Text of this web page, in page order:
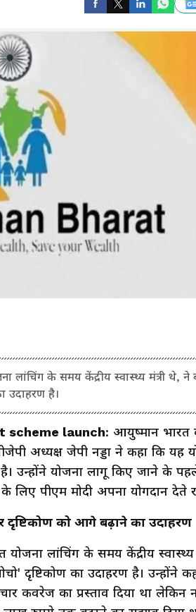
लांचिंग के समय केंद्रीय स्वास्थ्य मंत्री थे, ने
उदाहरण है।
scheme launch: आयुष्मान भारत
अध्यक्ष जेपी नड्डा ने कहा कि यह
है। उन्होंने योजना लागू किए जाने के
लिए पीएम मोदी अपना योगदान देते
को आगे बढ़ाने का उदाहरण
लांचिंग के समय केंद्रीय स्वास्थ्य
दृष्टिकोण का उदाहरण है। उन्होंने
का प्रस्ताव दिया था लेकिन